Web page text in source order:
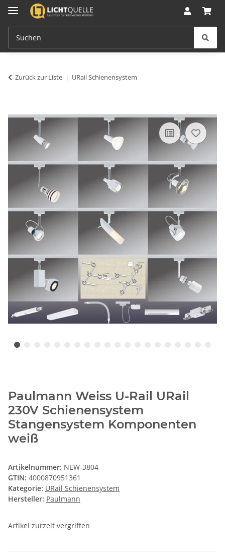
Zurück zur Liste URail Schienensystem
Paulmann Weiss U-Rail URail
230V Schienensystem
Stangensystem Komponenten
weiß
Artikelnummer: NEW-3804
GTIN: 4000870951361
Kategorie: URail Schienensystem
Hersteller: Paulmann
Artikel zurzeit vergriffen